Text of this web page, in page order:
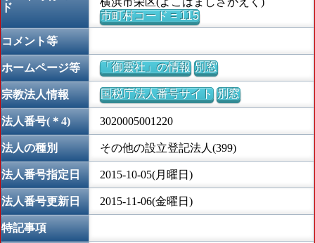
ド
市町村コード = 115
コメント等
ホームページ等 「御靈社」の情報 別窓
宗教法人情報 国税庁法人番号サイト 別窓
法人番号(＊4) 3020005001220
法人の種別 その他の設立登記法人(399)
法人番号指定日 2015-10-05(月曜日)
法人番号更新日 2015-11-06(金曜日)
特記事項